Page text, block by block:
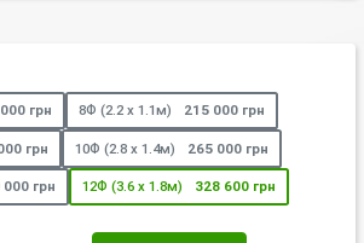
грн 8Ф (2.2 х 1.1м) 215 000 грн
грн 10Ф (2.8 х 1.4м) 265 000 грн
000 грн 12Ф (3.6 х 1.8м) 328 600 грн